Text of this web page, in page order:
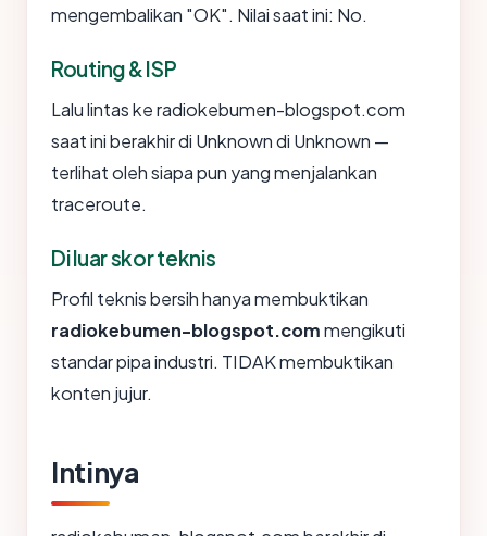
mengembalikan "OK". Nilai saat ini: No.
Routing & ISP
Lalu lintas ke radiokebumen-blogspot.com
saat ini berakhir di Unknown di Unknown —
terlihat oleh siapa pun yang menjalankan
traceroute.
Di luar skor teknis
Profil teknis bersih hanya membuktikan
radiokebumen-blogspot.commengikuti
standar pipa industri. TIDAK membuktikan
konten jujur.
Intinya